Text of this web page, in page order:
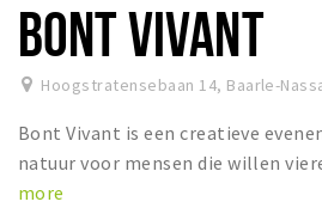
Achats
Parking
Éxpercience
Enclaves
BONT VIVANT
Hoogstratensebaan 14, Baarle-
Bont Vivant is een creatieve
natuur voor mensen die willen
more